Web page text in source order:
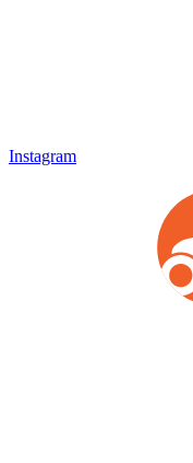
Instagram